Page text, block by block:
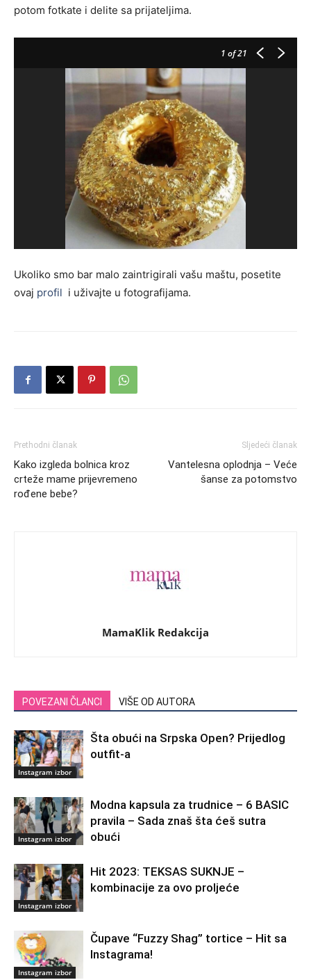
potom fotkate i delite sa prijateljima.
1 of 21
Ukoliko smo bar malo zaintrigirali vašu maštu, posetite
ovaj profil i uživajte u fotografijama.
Prethodni članak
Kako izgleda bolnica kroz
crteže mame prijevremeno
rođene bebe?
Sljedeći članak
Vantelesna oplodnja – Veće
šanse za potomstvo
MamaKlik Redakcija
POVEZANI ČLANCI VIŠE OD AUTORA
Instagram izbor
Šta obući na Srpska Open? Prijedlog
outfit-a
Instagram izbor
Modna kapsula za trudnice – 6 BASIC
pravila – Sada znaš šta ćeš sutra
obući
Instagram izbor
Hit 2023: TEKSAS SUKNJE –
kombinacije za ovo proljeće
Instagram izbor
Čupave “Fuzzy Shag” tortice – Hit sa
Instagrama!